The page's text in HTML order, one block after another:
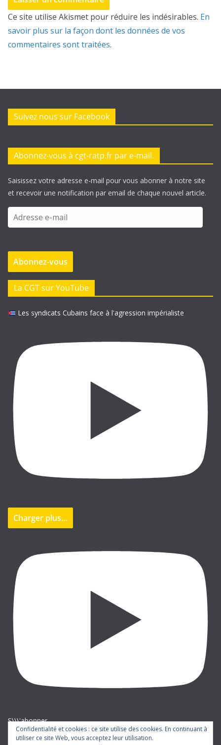
Ce site utilise Akismet pour réduire les indésirables. En
savoir plus sur la façon dont les données de vos
commentaires sont traitées.
Suivez nous sur Facebook
Abonnez-vous à cgt-ratp.fr par e-mail.
Saisissez votre adresse e-mail pour vous abonner à notre site
et recevoir une notification par email de chaque nouvel article.
d
e
s
e
-
Abonnez-vous
La CGT sur YouTube
Les syndicats Cubains face à l'agression impérialiste
Charger plus…
S\\\'abonner
Confidentialité et cookies : ce site utilise des cookies. En continuant à
utiliser ce site Web, vous acceptez leur utilisation.